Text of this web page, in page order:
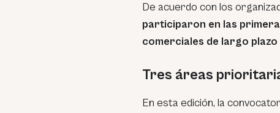
De acuerdo con los
participaron en las
comerciales de largo plazo
Tres áreas
En esta edición, la